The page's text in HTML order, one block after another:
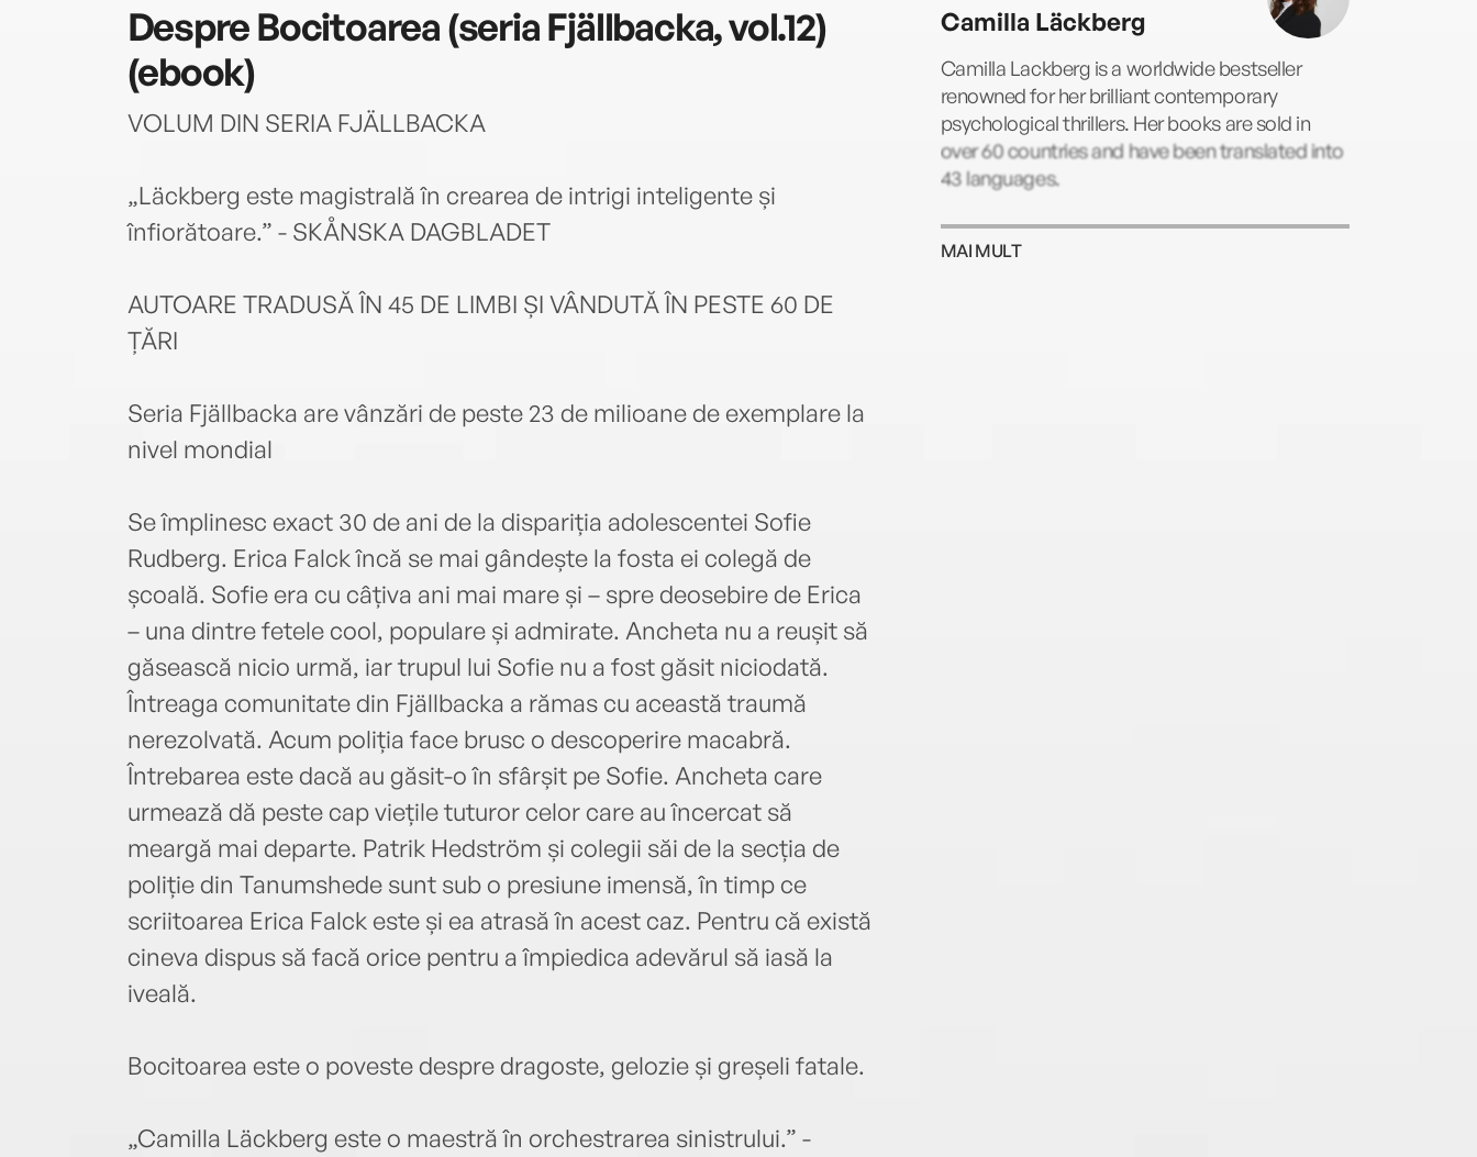
DespreBocitoarea (seria Fjällbacka, vol.12)
(ebook)
VOLUM DIN SERIA FJÄLLBACKA
„Läckberg este magistrală în crearea de intrigi inteligente și
înfiorătoare.” - SKÅNSKA DAGBLADET
AUTOARE TRADUSĂ ÎN 45 DE LIMBI ȘI VÂNDUTĂ ÎN PESTE 60 DE
ȚĂRI
Seria Fjällbacka are vânzări de peste 23 de milioane de exemplare la
nivel mondial
Se împlinesc exact 30 de ani de la dispariția adolescentei Sofie
Rudberg. Erica Falck încă se mai gândește la fosta ei colegă de
școală. Sofie era cu câțiva ani mai mare și – spre deosebire de Erica
– una dintre fetele cool, populare și admirate. Ancheta nu a reușit să
găsească nicio urmă, iar trupul lui Sofie nu a fost găsit niciodată.
Întreaga comunitate din Fjällbacka a rămas cu această traumă
nerezolvată. Acum poliția face brusc o descoperire macabră.
Întrebarea este dacă au găsit-o în sfârșit pe Sofie. Ancheta care
urmează dă peste cap viețile tuturor celor care au încercat să
meargă mai departe. Patrik Hedström și colegii săi de la secția de
poliție din Tanumshede sunt sub o presiune imensă, în timp ce
scriitoarea Erica Falck este și ea atrasă în acest caz. Pentru că există
cineva dispus să facă orice pentru a împiedica adevărul să iasă la
iveală.
Bocitoarea este o poveste despre dragoste, gelozie și greșeli fatale.
„Camilla Läckberg este o maestră în orchestrarea sinistrului.” -
Camilla Läckberg
Camilla Lackberg is a worldwide bestseller
renowned for her brilliant contemporary
psychological thrillers. Her books are sold in
over 60 countries and have been translated into
43 languages.
MAI MULT